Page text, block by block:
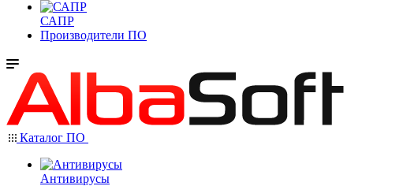
САПР
Производители ПО
Каталог ПО
Антивирусы